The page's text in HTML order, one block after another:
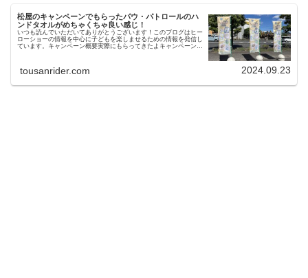
松屋のキャンペーンでもらったパウ・パトロールのハ
ンドタオルがめちゃくちゃ良い感じ！
いつも読んでいただいてありがとうございます！このブログはヒー
ローショーの情報を中心に子どもを楽しませるための情報を発信し
ています。キャンペーン概要実際にもらってきたよキャンペーンの
tousanrider.com 2024.09.23